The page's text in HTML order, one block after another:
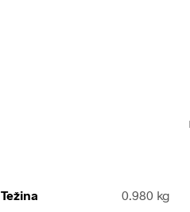
Težina 0.980 kg